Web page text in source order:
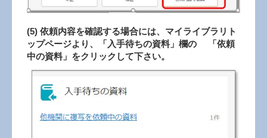
(5) 依頼内容を確認する場合には、マイライブラリト
ップページより、「入手待ちの資料」欄の 「依頼
中の資料」をクリックして下さい。